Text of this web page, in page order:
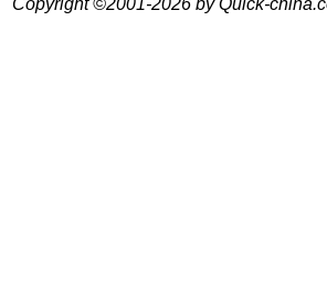
Copyright ©2001-2026 by Quick-